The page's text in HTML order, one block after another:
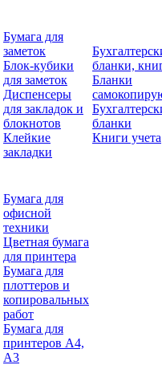
Бумага для
заметок
Блок-кубики
для заметок
Диспенсеры
для закладок и
блокнотов
Клейкие
закладки
бланки,
Бланки
бланки
Книги учета
Бумага для
офисной
техники
Цветная бумага
для принтера
Бумага для
плоттеров и
копировальных
работ
Бумага для
принтеров А4,
А3